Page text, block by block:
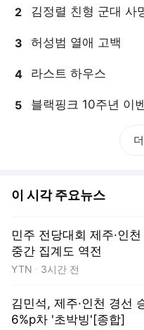
2 김정렬 친형 군대 사
3 허성범 열애 고백
4 라스트 하우스
5 블랙핑크 10주년 이
이 시각 주요뉴스
민주 전당대회 제주·인
중간 집계도 역전
YTN 3시간 전
김민석, 제주·인천 경선
6%p차 '초박빙'[종합]